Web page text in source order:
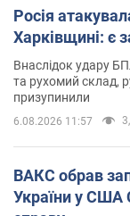
Росія
Харківщині: є
Внаслідок удару
та рухомий склад,
призупинили
6.08.2026 11:57
ВАКС обрав запобіжний захід експосолці
України у США Стефанішиній: що відомо про